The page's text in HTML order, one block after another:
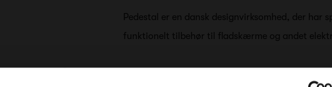
Pedestal er en dansk designvirksomhed, der har
funktionelt tilbehør til fladskærme og andet
Med fokus på enkle, tidsløse og funtionelle